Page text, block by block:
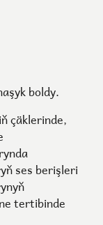
boldy.
çäklerinde,
ses berişleri
tertibinde